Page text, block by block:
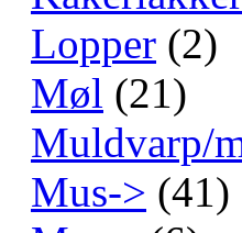
Lopper (2)
Møl (21)
Muldvarp/
Mus-> (41)